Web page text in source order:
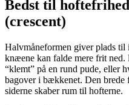
Bedst til
(crescent)
Halvmåneformen giver plads til
knæene kan falde mere frit
“klemt” på en rund pude, eller
bagover i bækkenet. Den brede
siderne skaber rum til hofterne.